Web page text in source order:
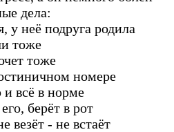
дела:
у неё подруга родила
тоже
тоже
номере
всё в норме
берёт в рот
везёт - не встаёт